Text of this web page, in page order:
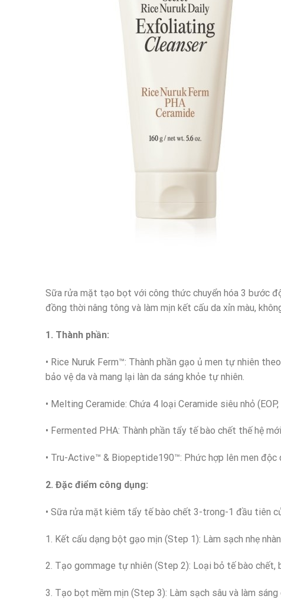
Sữa rửa mặt tạo bọt với công thức chuyển hóa 3 bước
đồng thời nâng tông và làm mịn kết cấu da xỉn màu,
1. Thành phần:
• Rice Nuruk Ferm™: Thành phần gạo ủ men tự nhiên
bảo vệ da và mang lại làn da sáng khỏe tự nhiên.
• Melting Ceramide: Chứa 4 loại Ceramide siêu nhỏ
• Fermented PHA: Thành phần tẩy tế bào chết thế hệ
• Tru-Active™ & Biopeptide190™: Phức hợp lên men
2. Đặc điểm công dụng:
• Sữa rửa mặt kiêm tẩy tế bào chết 3-trong-1 đầu tiên
1. Kết cấu dạng bột gạo mịn (Step 1): Làm sạch nhẹ
2. Tạo gommage tự nhiên (Step 2): Loại bỏ tế bào chết,
3. Tạo bọt mềm mịn (Step 3): Làm sạch sâu và làm sáng